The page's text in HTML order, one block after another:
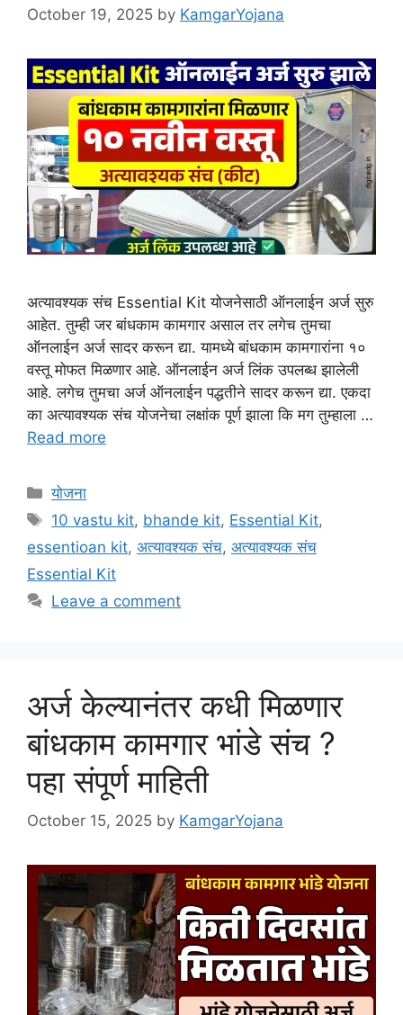
October 19, 2025 by KamgarYojana
अत्यावश्यक संच Essential Kit योजनेसाठी ऑनलाईन अर्ज सुरु
आहेत. तुम्ही जर बांधकाम कामगार असाल तर लगेच तुमचा
ऑनलाईन अर्ज सादर करून द्या. यामध्ये बांधकाम कामगारांना १०
वस्तू मोफत मिळणार आहे. ऑनलाईन अर्ज लिंक उपलब्ध झालेली
आहे. लगेच तुमचा अर्ज ऑनलाईन पद्धतीने सादर करून द्या. एकदा
का अत्यावश्यक संच योजनेचा लक्षांक पूर्ण झाला कि मग तुम्हाला …
Read more
Categories
योजना
Tags
10 vastu kit, bhande kit, Essential Kit,
essentioan kit, अत्यावश्यक संच, अत्यावश्यक संच
Essential Kit
Leave a comment
अर्ज केल्यानंतर कधी मिळणार
बांधकाम कामगार भांडे संच ?
पहा संपूर्ण माहिती
October 15, 2025 by KamgarYojana